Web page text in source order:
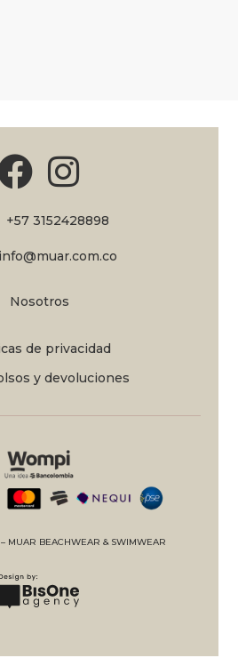
+57 3152428898
info@muar.com.co
Nosotros
de privacidad
y devoluciones
MUAR BEACHWEAR & SWIMWEAR